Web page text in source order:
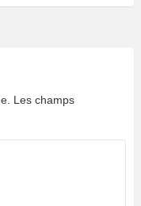
Les champs